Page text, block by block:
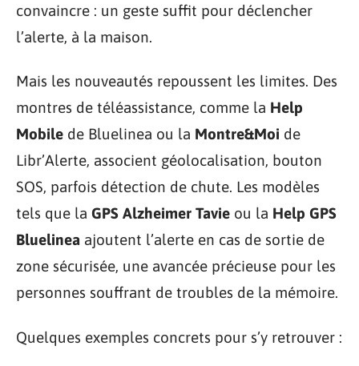
convaincre : un geste suffit pour déclencher
l’alerte, à la maison.
Mais les nouveautés repoussent les limites. Des
montres de téléassistance, comme la Help
Mobile de Bluelinea ou la Montre&Moi de
Libr’Alerte, associent géolocalisation, bouton
SOS, parfois détection de chute. Les modèles
tels que la GPS Alzheimer Tavie ou la Help GPS
Bluelinea ajoutent l’alerte en cas de sortie de
zone sécurisée, une avancée précieuse pour les
personnes souffrant de troubles de la mémoire.
Quelques exemples concrets pour s’y retrouver :